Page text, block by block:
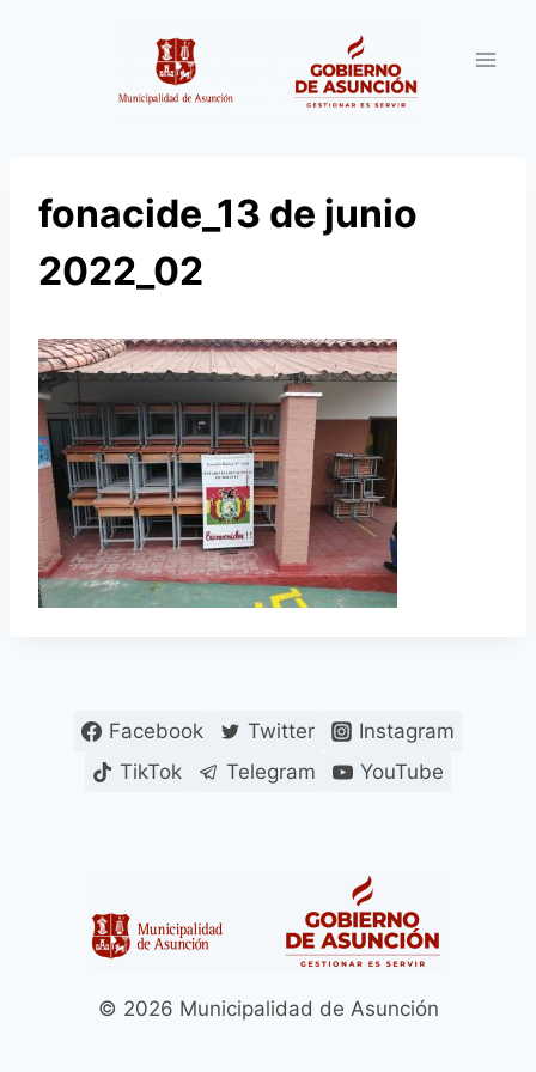
fonacide_13 de junio
2022_02
Facebook Twitter
Instagram
TikTok
Telegram YouTube
© 2026 Municipalidad de Asunción